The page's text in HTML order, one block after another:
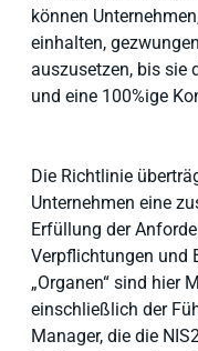
können
einhalten,
auszusetzen, bis sie
und eine 100%ige
Die Richtlinie
Unternehmen eine
Erfüllung der
Verpflichtungen und
„Organen“ sind hier
einschließlich der
Manager, die die